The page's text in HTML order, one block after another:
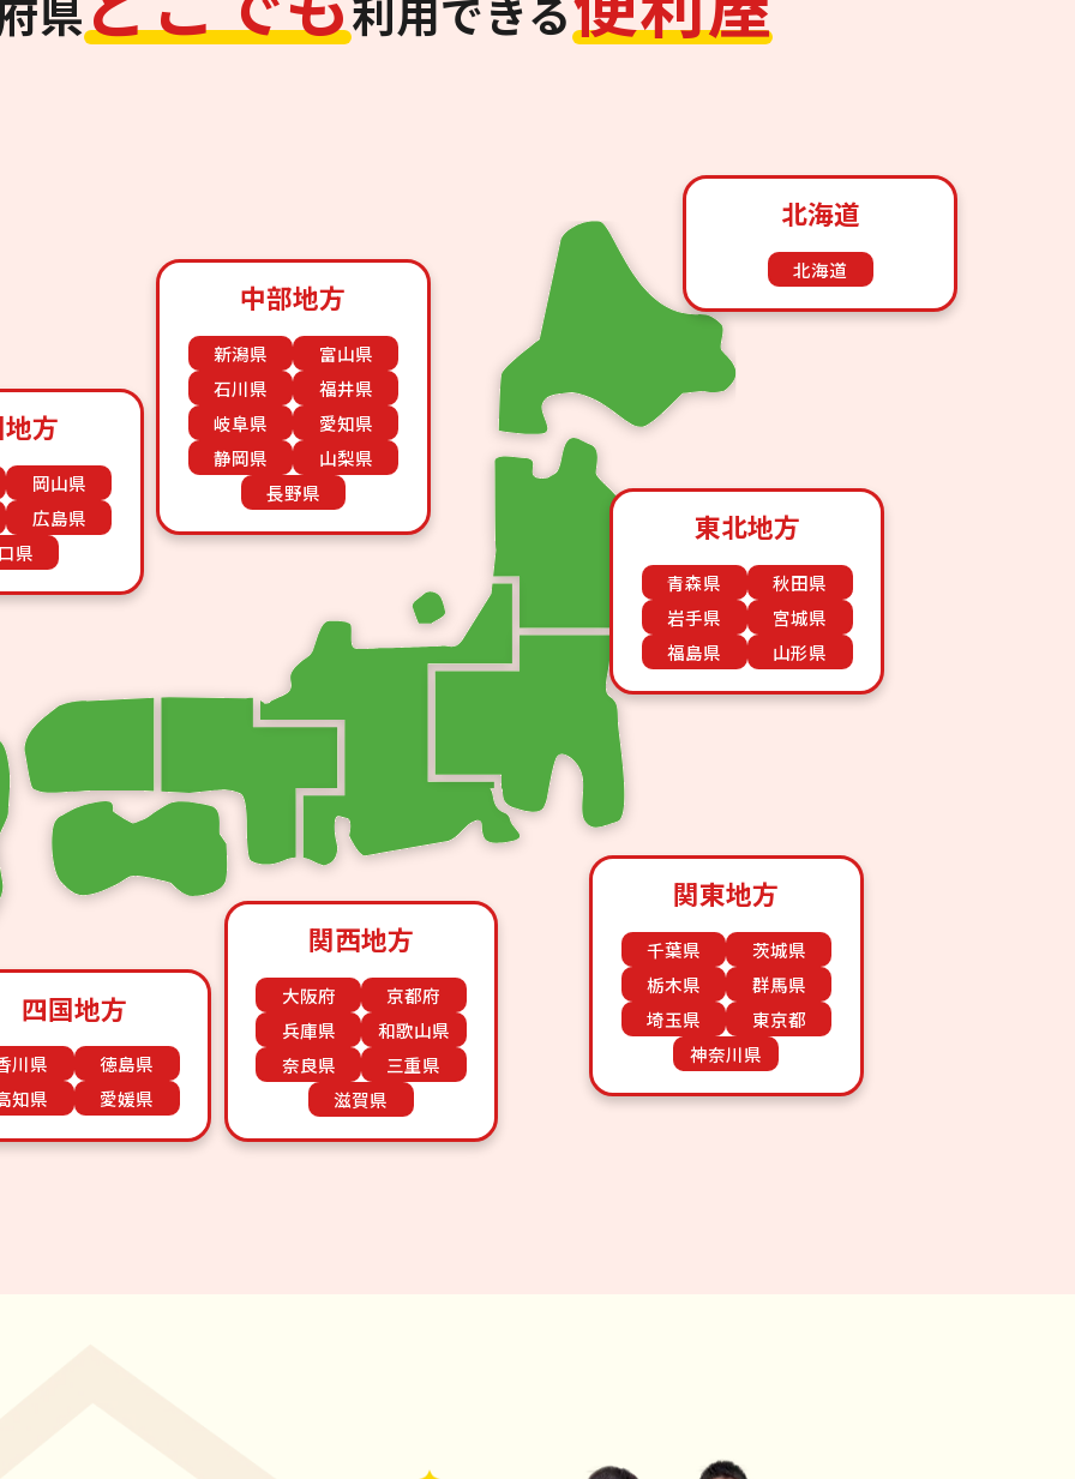
県 利用できる
北海道
北海道
東北地方
青森県
秋田県
岩手県
宮城県
福島県
山形県
関東地方
千葉県
茨城県
栃木県
群馬県
埼玉県
東京都
神奈川県
中部地方
新潟県
富山県
石川県
福井県
岐阜県
愛知県
静岡県
山梨県
長野県
関西地方
大阪府
京都府
兵庫県
和歌山県
奈良県
三重県
滋賀県
四国地方
川県
徳島県
知県
愛媛県
方
岡山県
広島県
県